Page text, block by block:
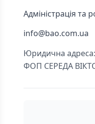
Адміністрація та
info@bao.com.ua
Юридична адреса:
ФОП СЕРЕДА